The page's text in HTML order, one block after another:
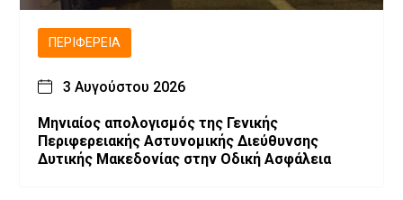
ΠΕΡΙΦΈΡΕΙΑ
3 Αυγούστου 2026
Μηνιαίος απολογισμός της Γενικής
Περιφερειακής Αστυνομικής Διεύθυνσης
Δυτικής Μακεδονίας στην Οδική Ασφάλεια